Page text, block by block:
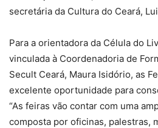
secretária da Cultura do Ceará,
Para a orientadora da Célula do
vinculada à Coordenadoria de
Secult Ceará, Maura Isidório, as
excelente oportunidade para
“As feiras vão contar com uma
composta por oficinas, palestras,